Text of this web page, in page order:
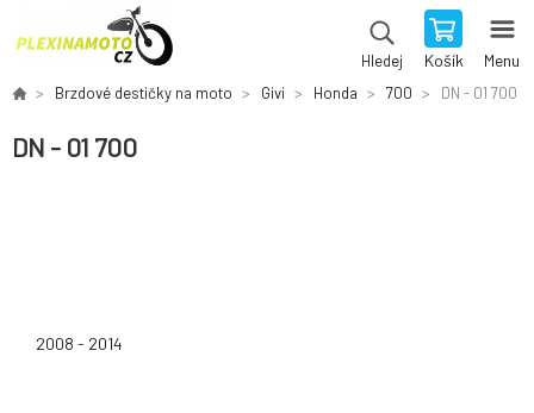
Hledej Košík Menu
Brzdové destičky na moto Givi Honda 700 DN - 01 700
DN - 01 700
2008 - 2014